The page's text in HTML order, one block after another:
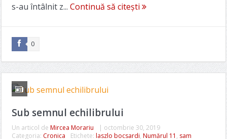
s-au întâlnit z... Continuă să citești
0
Sub semnul echilibrului
Un articol de Mircea Morariu | octombrie 30, 2019
Categoria: Cronica Etichete: laszlo bocsardi, Numărul 11 , sam